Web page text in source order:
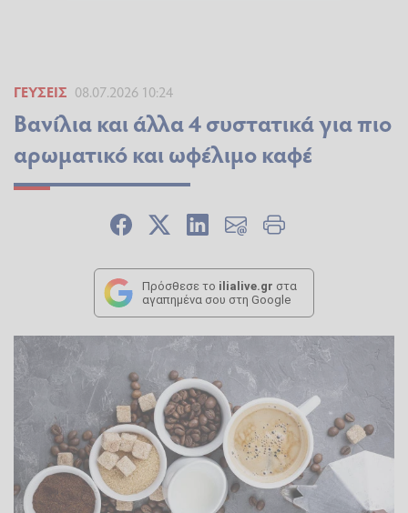
ΓΕΎΣΕΙΣ 08.07.2026 10:24
Βανίλια και άλλα 4 συστατικά για πιο
αρωματικό και ωφέλιμο καφέ
Πρόσθεσε το ilialive.gr στα
αγαπημένα σου στη Google